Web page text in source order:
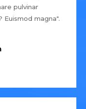
pulvinar
magna".